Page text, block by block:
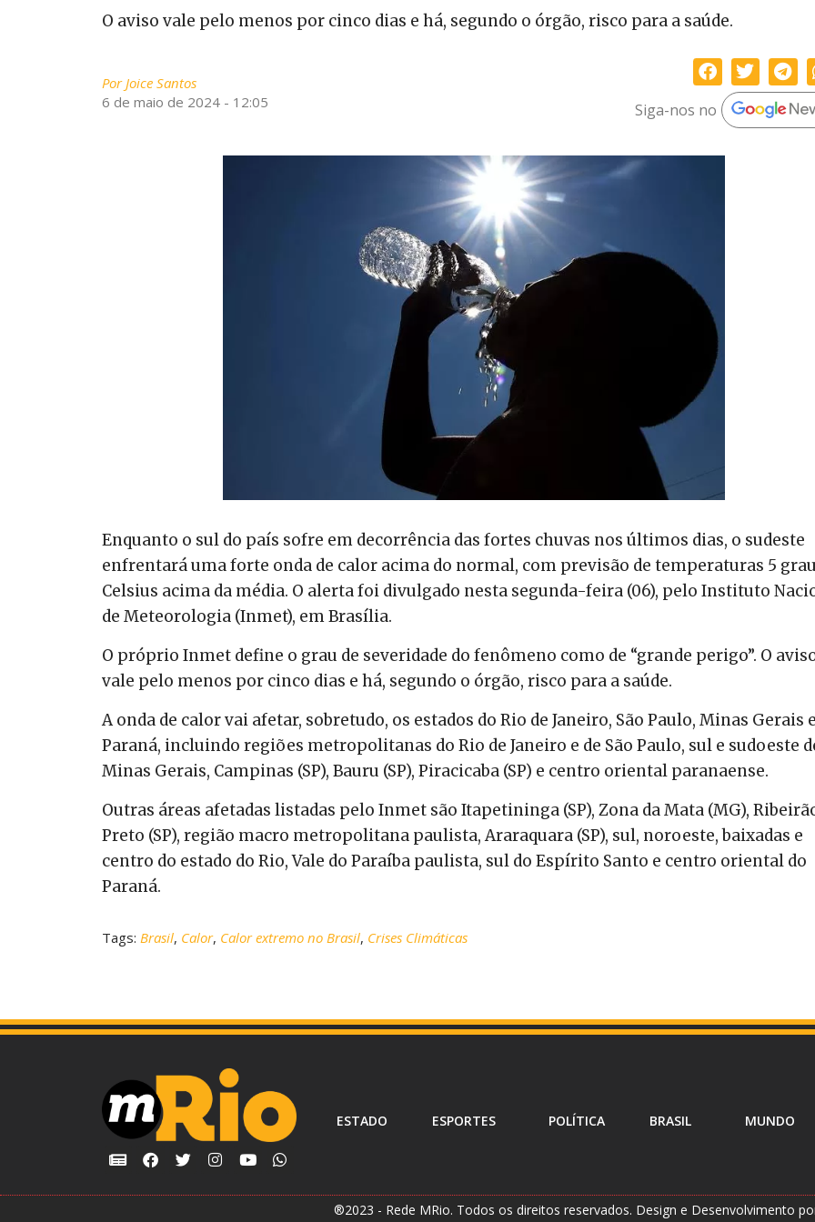
O aviso vale pelo menos por cinco dias e há, segundo o órgão, risco para a saúde.
PorJoice Santos
6 de maio de 2024 - 12:05
Siga-nos no
Enquanto o sul do país sofre em decorrência das fortes chuvas nos últimos dias, o sudeste
enfrentará uma forte onda de calor acima do normal, com previsão de temperaturas 5
Celsius acima da média. O alerta foi divulgado nesta segunda-feira (06), pelo Instituto
de Meteorologia (Inmet), em Brasília.
O próprio Inmet define o grau de severidade do fenômeno como de “grande perigo”. O
vale pelo menos por cinco dias e há, segundo o órgão, risco para a saúde.
A onda de calor vai afetar, sobretudo, os estados do Rio de Janeiro, São Paulo, Minas Gerais
Paraná, incluindo regiões metropolitanas do Rio de Janeiro e de São Paulo, sul e sudoeste
Minas Gerais, Campinas (SP), Bauru (SP), Piracicaba (SP) e centro oriental paranaense.
Outras áreas afetadas listadas pelo Inmet são Itapetininga (SP), Zona da Mata (MG),
Preto (SP), região macro metropolitana paulista, Araraquara (SP), sul, noroeste, baixadas e
centro do estado do Rio, Vale do Paraíba paulista, sul do Espírito Santo e centro oriental do
Paraná.
Tags: Brasil, Calor, Calor extremo no Brasil, Crises Climáticas
ESTADO ESPORTES POLÍTICA BRASIL MUNDO
®2023 - Rede MRio. Todos os direitos reservados. Design e Desenvolvimento